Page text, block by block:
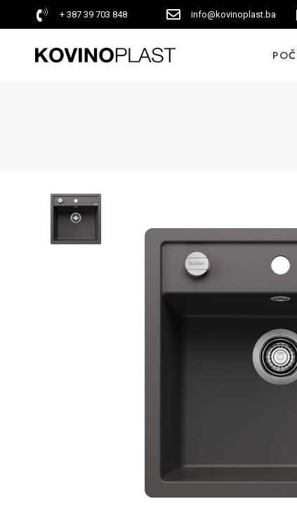
+ 387 39 703 848 info@kovinoplast.ba